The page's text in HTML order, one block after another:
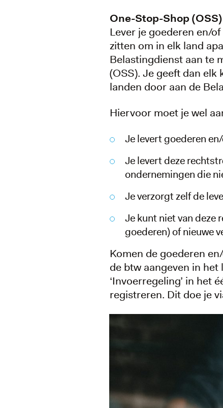
One-Stop-Shop (OSS)
Lever je goederen en/
zitten om in elk land
Belastingdienst aan te
(OSS). Je geeft dan
landen door aan de
Hiervoor moet je wel
Je levert goederen
Je levert deze
ondernemingen die
Je verzorgt zelf de
Je kunt niet van deze
goederen) of nieuwe
Komen de goederen
de btw aangeven in
‘Invoerregeling’ in het
registreren. Dit doe je